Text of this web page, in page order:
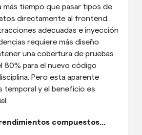
más tiempo que pasar tipos de
directamente al frontend.
adecuadas e inyección
requiere más diseño
una cobertura de pruebas
80% para el nuevo código
Pero esta aparente
temporal y el beneficio es
compuestos...